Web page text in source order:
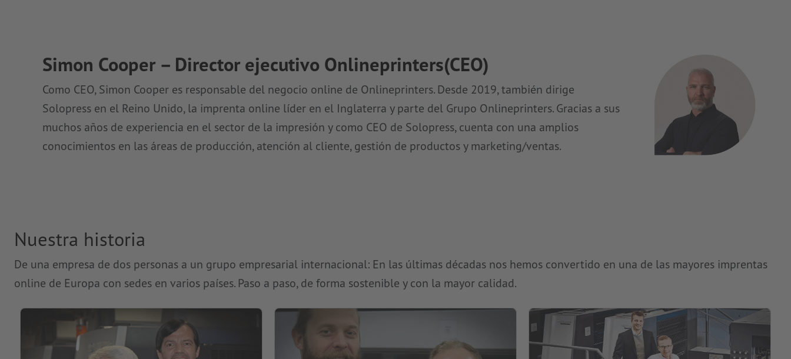
Simon Cooper – Director ejecutivo Onlineprinters(CEO)
Como CEO, Simon Cooper es responsable del negocio online de Onlineprinters. Desde 2019, también dirige
Solopress en el Reino Unido, la imprenta online líder en el Inglaterra y parte del Grupo Onlineprinters. Gracias a sus
muchos años de experiencia en el sector de la impresión y como CEO de Solopress, cuenta con una amplios
conocimientos en las áreas de producción, atención al cliente, gestión de productos y marketing/ventas.
Nuestra historia
De una empresa de dos personas a un grupo empresarial internacional: En las últimas décadas nos hemos convertido en una de las mayores imprentas
online de Europa con sedes en varios países. Paso a paso, de forma sostenible y con la mayor calidad.